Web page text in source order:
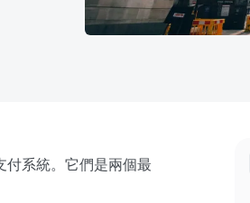
付系統。它們是兩個最